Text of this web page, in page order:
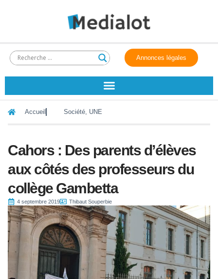
Annonces légales
Accueil Société, UNE
Cahors : Des parents d’élèves
aux côtés des professeurs du
collège Gambetta
4 septembre 2019 Thibaut Souperbie